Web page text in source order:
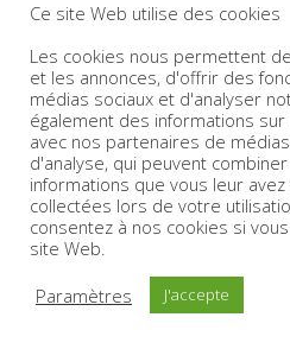
Ce site Web utilise des cookies
Les cookies nous permettent
et les annonces, d'offrir des
médias sociaux et d'analyser
également des informations
avec nos partenaires de
d'analyse, qui peuvent
informations que vous leur
collectées lors de votre
consentez à nos cookies si
site Web.
Paramètres
J'accepte